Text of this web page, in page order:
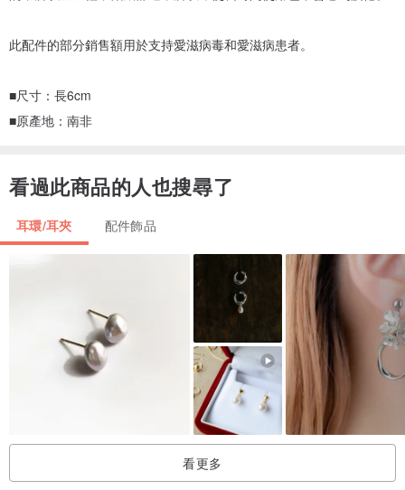
此配件的部分銷售額用於支持愛滋病毒和愛滋病患者。
■尺寸：長6cm
■原產地：南非
看過此商品的人也搜尋了
耳環/耳夾 配件飾品
看更多